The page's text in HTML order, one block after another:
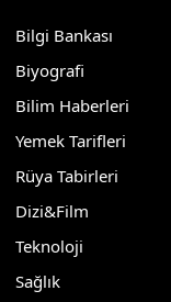
Bilgi Bankası
Biyografi
Bilim Haberleri
Yemek Tarifleri
Rüya Tabirleri
Dizi&Film
Teknoloji
Sağlık